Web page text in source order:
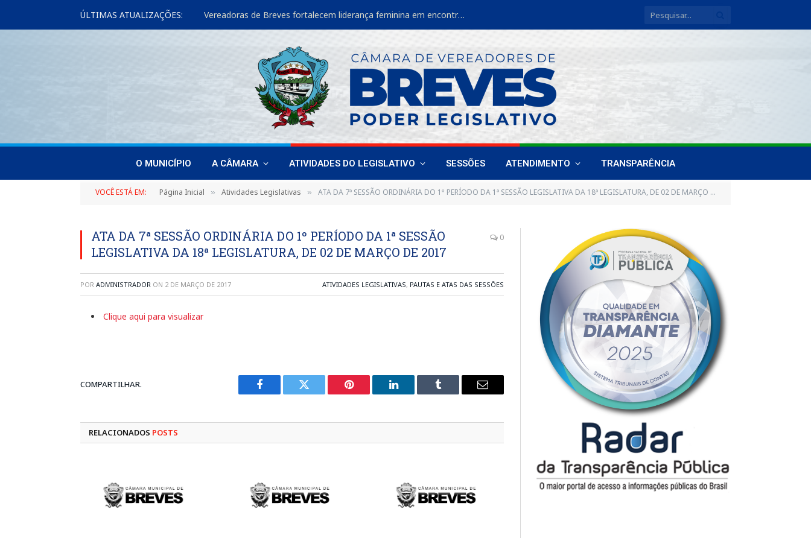
ÚLTIMAS ATUALIZAÇÕES: Vereadoras de Breves fortalecem liderança feminina em encontro estadual
O MUNICÍPIO A CÂMARA ATIVIDADES DO LEGISLATIVO SESSÕES ATENDIMENTO TRANSPARÊNCIA
VOCÊ ESTÁ EM: Página Inicial » Atividades Legislativas » ATA DA 7ª SESSÃO ORDINÁRIA DO 1º PERÍODO DA 1ª SESSÃO LEGISLATIVA DA 18ª LEGISLATURA, DE 02 DE MARÇO DE 2017
ATA DA 7ª SESSÃO ORDINÁRIA DO 1º PERÍODO DA 1ª SESSÃO
LEGISLATIVA DA 18ª LEGISLATURA, DE 02 DE MARÇO DE 2017
0
POR ADMINISTRADOR ON 2 DE MARÇO DE 2017 ATIVIDADES LEGISLATIVAS, PAUTAS E ATAS DAS SESSÕES
Clique aqui para visualizar
COMPARTILHAR.
Facebook Twitter Pinterest LinkedIn Tumblr
E-
RELACIONADOS POSTS